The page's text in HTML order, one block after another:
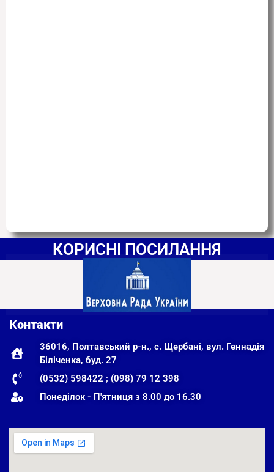
КОРИСНІ ПОСИЛАННЯ
Контакти
36016, Полтавський р-н., с. Щербані, вул. Геннадія
Біліченка, буд. 27
(0532) 598422 ; (098) 79 12 398
Понеділок - П'ятниця з 8.00 до 16.30